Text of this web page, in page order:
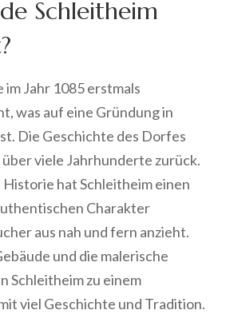
Schleitheim
Jahr 1085 erstmals
was auf eine Gründung in
Die Geschichte des Dorfes
viele Jahrhunderte zurück.
hat Schleitheim einen
Charakter
aus nah und fern anzieht.
und die malerische
Schleitheim zu einem
viel Geschichte und Tradition.